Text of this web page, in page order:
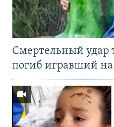
Смертельный удар
погиб игравший